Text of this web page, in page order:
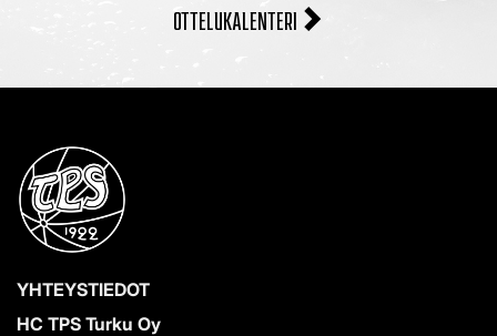
OTTELUKALENTERI
YHTEYSTIEDOT
HC TPS Turku Oy